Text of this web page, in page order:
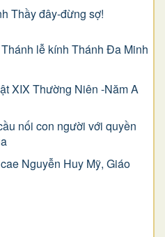
Thầy đây-đừng sợ!
lễ kính Thánh Đa Minh
XIX Thường Niên -Năm A
nối con người với quyền
Nguyễn Huy Mỹ, Giáo